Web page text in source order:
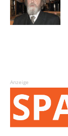
Anzeige